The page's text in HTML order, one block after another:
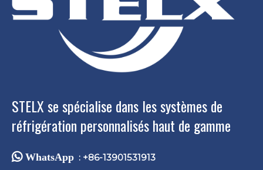
STELX se spécialise dans les systèmes de
réfrigération personnalisés haut de gamme
 WhatsApp : +86-13901531913